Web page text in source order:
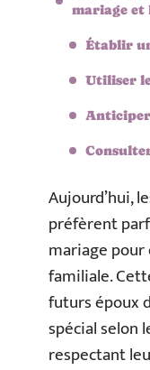
mariage et
Établir
Utiliser
Anticiper
Aujourd’hui,
préfèrent
mariage
familiale.
futurs époux
spécial selon
respectant